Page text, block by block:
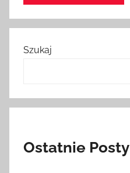
Szukaj
Ostatnie Posty